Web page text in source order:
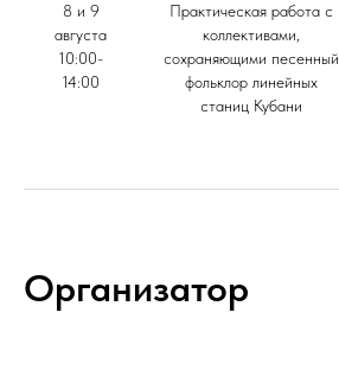
8 и 9
августа
10:00-
14:00
Практическая работа с
коллективами,
сохраняющими песенный
фольклор линейных
станиц Кубани
Организатор